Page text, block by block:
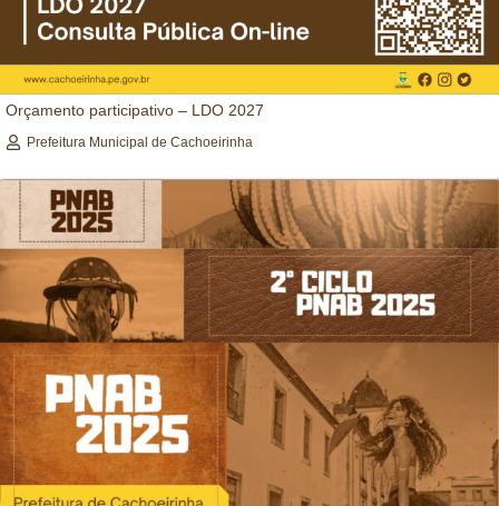
Orçamento participativo – LDO 2027
Prefeitura Municipal de Cachoeirinha